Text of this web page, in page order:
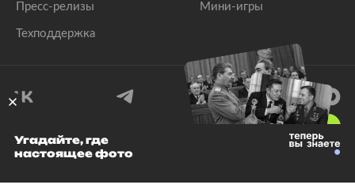
Пресс-релизы
Техподдержка
Мини-игры
© 1999–2026 Все права защищены.
Угадайте, где
настоящее фото